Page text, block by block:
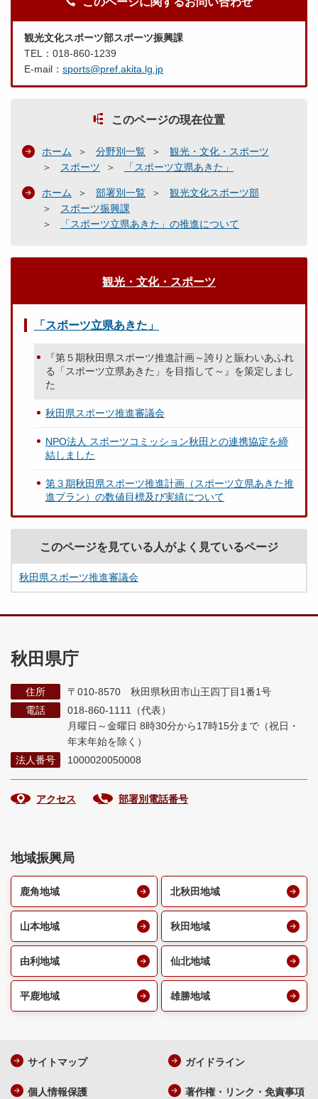
観光文化スポーツ部スポーツ振興課
TEL：018-860-1239
E-mail： sports@pref.akita.lg.jp
このページの現在位置
ホーム 分野別一覧
観光・文化・スポーツ
スポーツ
「スポーツ立県あきた」
ホーム 部署別一覧
観光文化スポーツ部
スポーツ振興課
「スポーツ立県あきた」の推進について
観光・文化・スポーツ
「スポーツ立県あきた」
『第５期秋田県スポーツ推進計画～誇りと賑わいあふれ
る「スポーツ立県あきた」を目指して～』を策定しまし
た
秋田県スポーツ推進審議会
NPO法人 スポーツコミッション秋田との連携協定を締
結しました
第３期秋田県スポーツ推進計画（スポーツ立県あきた推
進プラン）の数値目標及び実績について
このページを見ている人がよく見ているページ
秋田県スポーツ推進審議会
秋田県庁
住所
〒010-8570 秋田県秋田市山王四丁目1番1号
電話
018-860-1111（代表）
月曜日～金曜日 8時30分から17時15分まで （祝日・
年末年始を除く）
法人番号
1000020050008
アクセス 部署別電話番号
地域振興局
鹿角地域 北秋田地域
山本地域 秋田地域
由利地域 仙北地域
平鹿地域 雄勝地域
サイトマップ ガイドライン
個人情報保護 著作権・リンク・免責事項